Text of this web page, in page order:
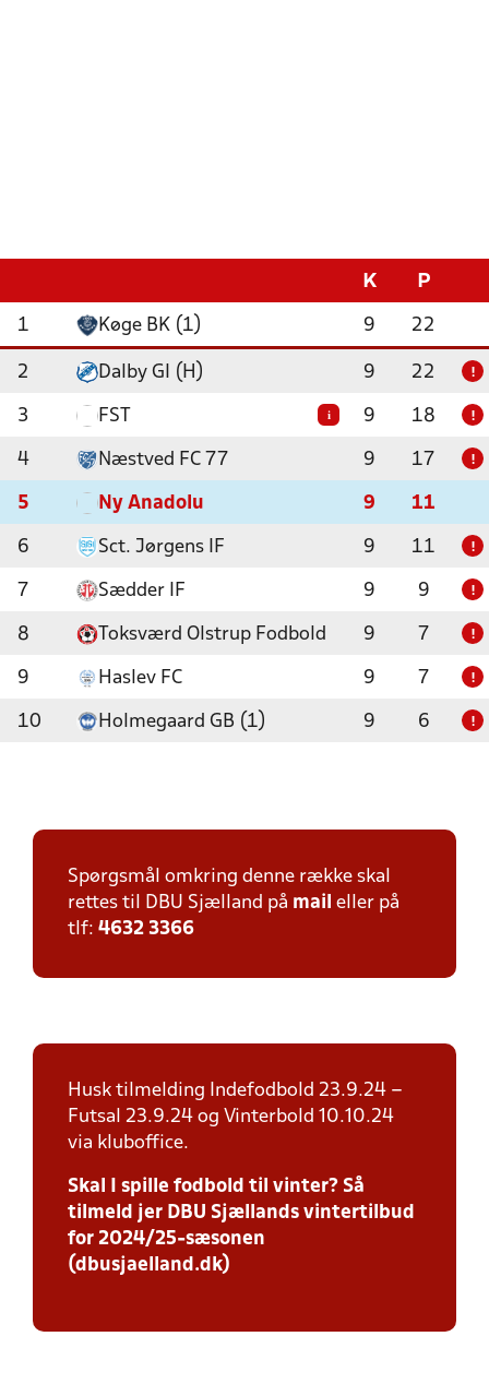
K P
1 Køge BK (1) 9 22
2 Dalby GI (H) 9 22 !
3 FST i 9 18 !
4 Næstved FC 77 9 17 !
5 Ny Anadolu 9 11
6 Sct. Jørgens IF 9 11 !
7 Sædder IF 9 9 !
8 Toksværd Olstrup Fodbold 9 7 !
9 Haslev FC 9 7 !
10 Holmegaard GB (1) 9 6 !
Spørgsmål omkring denne række skal
rettes til DBU Sjælland på mail eller på
tlf: 4632 3366
Husk tilmelding Indefodbold 23.9.24 –
Futsal 23.9.24 og Vinterbold 10.10.24
via kluboffice.
Skal I spille fodbold til vinter? Så
tilmeld jer DBU Sjællands vintertilbud
for 2024/25-sæsonen
(dbusjaelland.dk)